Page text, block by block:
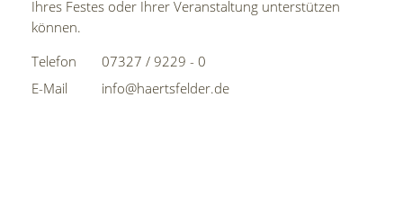
Ihres Festes oder Ihrer Veranstaltung unterstützen
können.
Telefon
07327 / 9229 - 0
E-Mail
info@haertsfelder.de